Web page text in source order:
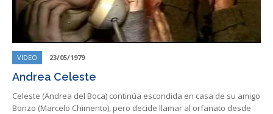
VIDEO 23/05/1979
Andrea Celeste
Celeste (Andrea del Boca) continúa escondida en casa de su amigo
Bonzo (Marcelo Chimento), pero decide llamar al orfanato desde